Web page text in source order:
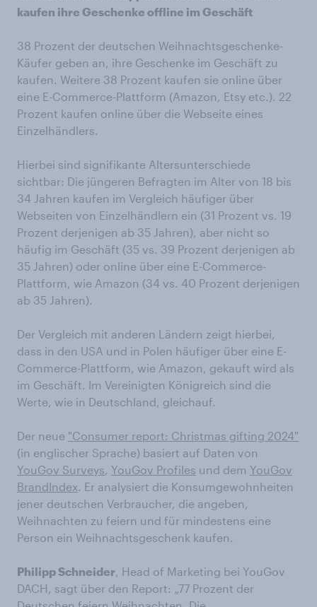
kaufen ihre Geschenke offline im Geschäft
38 Prozent der deutschen Weihnachtsgeschenke-
Käufer geben an, ihre Geschenke im Geschäft zu
kaufen. Weitere 38 Prozent kaufen sie online über
eine E-Commerce-Plattform (Amazon, Etsy etc.). 22
Prozent kaufen online über die Webseite eines
Einzelhändlers.
Hierbei sind signifikante Altersunterschiede
sichtbar: Die jüngeren Befragten im Alter von 18 bis
34 Jahren kaufen im Vergleich häufiger über
Webseiten von Einzelhändlern ein (31 Prozent vs. 19
Prozent derjenigen ab 35 Jahren), aber nicht so
häufig im Geschäft (35 vs. 39 Prozent derjenigen ab
35 Jahren) oder online über eine E-Commerce-
Plattform, wie Amazon (34 vs. 40 Prozent derjenigen
ab 35 Jahren).
Der Vergleich mit anderen Ländern zeigt hierbei,
dass in den USA und in Polen häufiger über eine E-
Commerce-Plattform, wie Amazon, gekauft wird als
im Geschäft. Im Vereinigten Königreich sind die
Werte, wie in Deutschland, gleichauf.
Der neue "Consumer report: Christmas gifting 2024"
(in englischer Sprache) basiert auf Daten von
YouGov Surveys YouGov Profiles und dem YouGov
BrandIndex . Er analysiert die Konsumgewohnheiten
jener deutschen Verbraucher, die angeben,
Weihnachten zu feiern und für mindestens eine
Person ein Weihnachtsgeschenk kaufen.
Philipp Schneider , Head of Marketing bei YouGov
DACH, sagt über den Report: „77 Prozent der